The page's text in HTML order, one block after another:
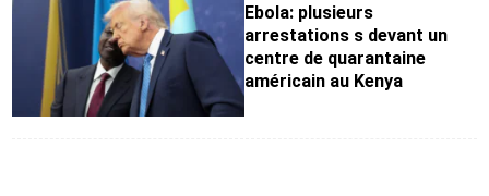
Ebola: plusieurs
arrestations s devant un
centre de quarantaine
américain au Kenya